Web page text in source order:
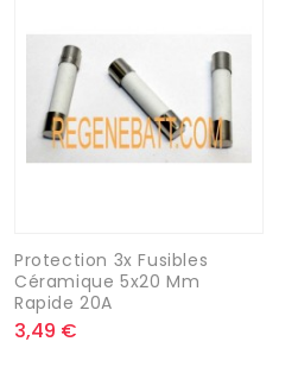
Protection 3x Fusibles
Céramique 5x20 Mm
Rapide 20A
3,49 €